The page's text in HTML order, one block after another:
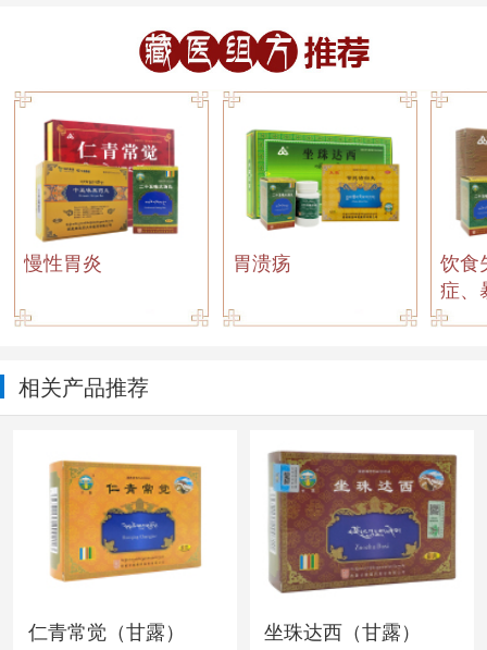
慢性胃炎 胃溃疡
饮食
症、
相关产品推荐
仁青常觉（甘露）
坐珠达西（甘露）